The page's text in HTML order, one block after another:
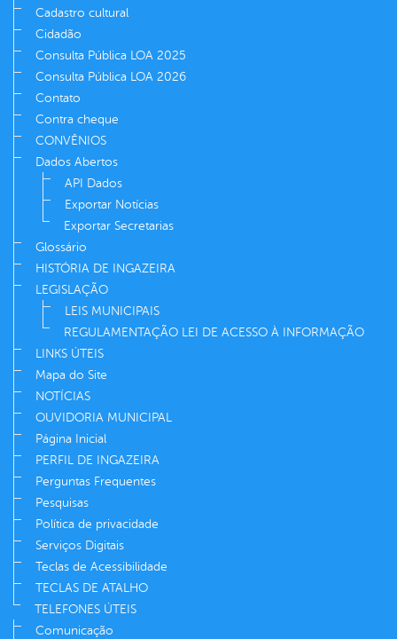
Cadastro cultural
Cidadão
Consulta Pública LOA 2025
Consulta Pública LOA 2026
Contato
Contra cheque
CONVÊNIOS
Dados Abertos
API Dados
Exportar Notícias
Exportar Secretarias
Glossário
HISTÓRIA DE INGAZEIRA
LEGISLAÇÃO
LEIS MUNICIPAIS
REGULAMENTAÇÃO LEI DE ACESSO À INFORMAÇÃO
LINKS ÚTEIS
Mapa do Site
NOTÍCIAS
OUVIDORIA MUNICIPAL
Página Inicial
PERFIL DE INGAZEIRA
Perguntas Frequentes
Pesquisas
Política de privacidade
Serviços Digitais
Teclas de Acessibilidade
TECLAS DE ATALHO
TELEFONES ÚTEIS
Comunicação